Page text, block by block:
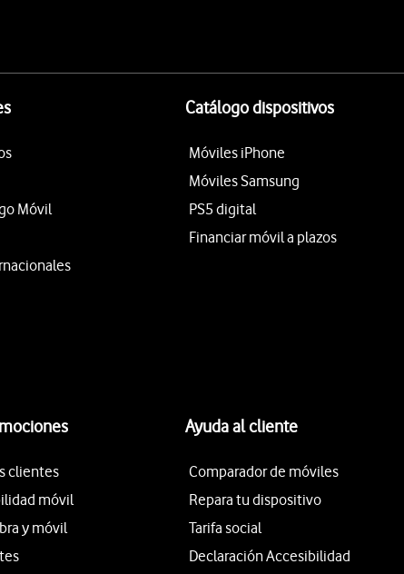
Móvil
Catálogo dispositivos
Móviles iPhone
Móviles Samsung
PS5 digital
Financiar móvil a plazos
clientes
móvil
y móvil
Ayuda al cliente
Comparador de móviles
Repara tu dispositivo
Tarifa social
Declaración Accesibilidad